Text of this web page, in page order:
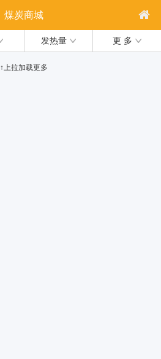
煤炭商城
发热量 更 多
↑上拉加载更多